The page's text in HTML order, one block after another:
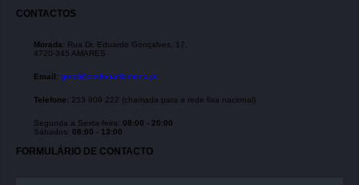
CONTACTOS
Morada: Rua Dr. Eduardo Gonçalves, 17,
4720-345 AMARES
Email: geral@cmdonafilomena.pt
Telefone: 253 909 222 (chamada para a rede fixa nacional)
Segunda a Sexta-feira: 08:00 - 20:00
Sábados: 08:00 - 13:00
FORMULÁRIO DE CONTACTO